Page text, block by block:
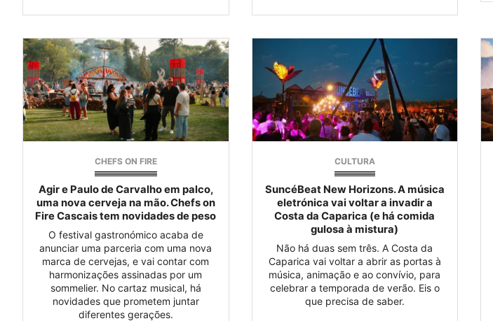
CHEFS ON FIRE
Agir e Paulo de Carvalho em palco,
uma nova cerveja na mão. Chefs on
Fire Cascais tem novidades de peso
O festival gastronómico acaba de
anunciar uma parceria com uma nova
marca de cervejas, e vai contar com
harmonizações assinadas por um
sommelier. No cartaz musical, há
novidades que prometem juntar
diferentes gerações.
CULTURA
SuncéBeat New Horizons. A música
eletrónica vai voltar a invadir a
Costa da Caparica (e há comida
gulosa à mistura)
Não há duas sem três. A Costa da
Caparica vai voltar a abrir as portas à
música, animação e ao convívio, para
celebrar a temporada de verão. Eis o
que precisa de saber.